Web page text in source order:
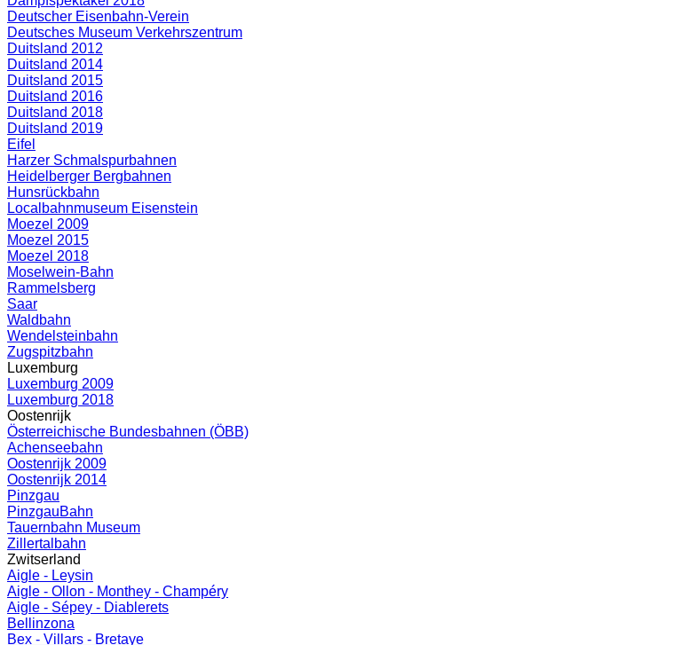
Deutscher Eisenbahn-Verein
Deutsches Museum Verkehrszentrum
Duitsland 2012
Duitsland 2014
Duitsland 2015
Duitsland 2016
Duitsland 2018
Duitsland 2019
Eifel
Harzer Schmalspurbahnen
Heidelberger Bergbahnen
Hunsrückbahn
Localbahnmuseum Eisenstein
Moezel 2009
Moezel 2015
Moezel 2018
Moselwein-Bahn
Rammelsberg
Saar
Waldbahn
Wendelsteinbahn
Zugspitzbahn
Luxemburg
Luxemburg 2009
Luxemburg 2018
Oostenrijk
Österreichische Bundesbahnen (ÖBB)
Achenseebahn
Oostenrijk 2009
Oostenrijk 2014
Pinzgau
PinzgauBahn
Tauernbahn Museum
Zillertalbahn
Zwitserland
Aigle - Leysin
Aigle - Ollon - Monthey - Champéry
Aigle - Sépey - Diablerets
Bellinzona
Bex - Villars - Bretaye